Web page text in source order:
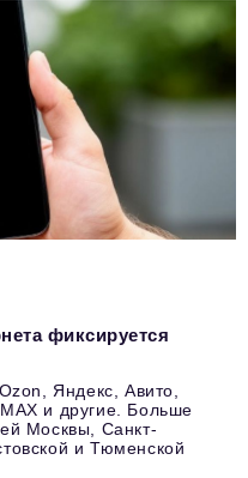
фиксируется
Яндекс, Авито,
и другие. Больше
Москвы, Санкт-
и Тюменской